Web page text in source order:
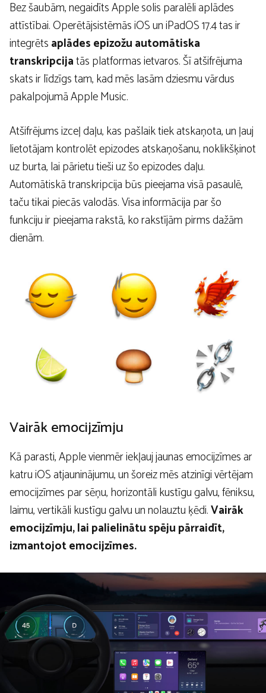
Bez šaubām, negaidīts Apple solis paralēli aplādes
attīstībai. Operētājsistēmās iOS un iPadOS 17.4 tas ir
integrētsaplādes epizožu automātiska
transkripcijatās platformas ietvaros. Šī atšifrējuma
skats ir līdzīgs tam, kad mēs lasām dziesmu vārdus
pakalpojumā Apple Music.
Atšifrējums izceļ daļu, kas pašlaik tiek atskaņota, un ļauj
lietotājam kontrolēt epizodes atskaņošanu, noklikšķinot
uz burta, lai pārietu tieši uz šo epizodes daļu.
Automātiskā transkripcija būs pieejama visā pasaulē,
taču tikai piecās valodās. Visa informācija par šo
funkciju ir pieejama rakstā, ko rakstījām pirms dažām
dienām.
Vairāk emocijzīmju
Kā parasti, Apple vienmēr iekļauj jaunas emocijzīmes ar
katru iOS atjauninājumu, un šoreiz mēs atzinīgi vērtējam
emocijzīmes par sēņu, horizontāli kustīgu galvu, fēniksu,
laimu, vertikāli kustīgu galvu un nolauztu ķēdi.Vairāk
emocijzīmju, lai palielinātu spēju pārraidīt,
izmantojot emocijzīmes.